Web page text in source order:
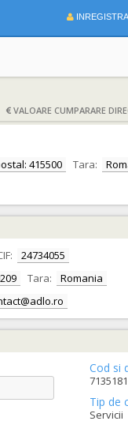
VALOARE CUMPARARE
415500 Tara:
24734055
Tara:
Romania
Cod si
Tip de
Servicii